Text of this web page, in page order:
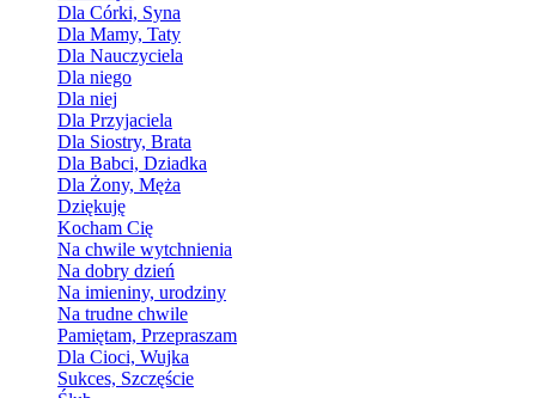
Dla Córki, Syna
Dla Mamy, Taty
Dla Nauczyciela
Dla niego
Dla niej
Dla Przyjaciela
Dla Siostry, Brata
Dla Babci, Dziadka
Dla Żony, Męża
Dziękuję
Kocham Cię
Na chwile wytchnienia
Na dobry dzień
Na imieniny, urodziny
Na trudne chwile
Pamiętam, Przepraszam
Dla Cioci, Wujka
Sukces, Szczęście